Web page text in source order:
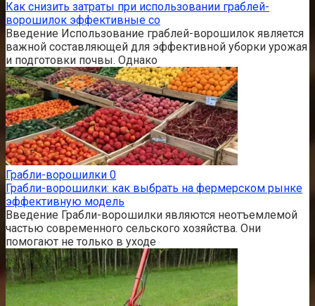
Как снизить затраты при использовании граблей-
ворошилок эффективные со
Введение Использование граблей-ворошилок является
важной составляющей для эффективной уборки урожая
и подготовки почвы. Однако
Грабли-ворошилки 0
Грабли-ворошилки: как выбрать на фермерском рынке
эффективную модель
Введение Грабли-ворошилки являются неотъемлемой
частью современного сельского хозяйства. Они
помогают не только в уходе